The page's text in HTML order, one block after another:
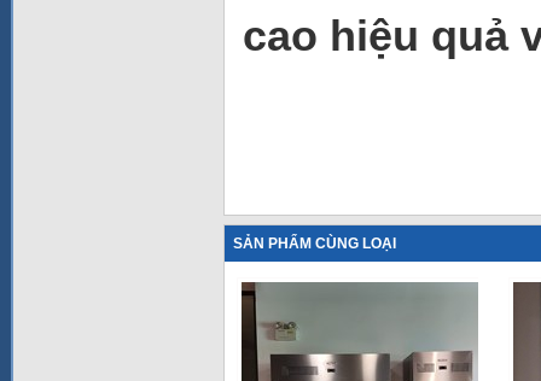
cao hiệu quả
SẢN PHẨM CÙNG LOẠI